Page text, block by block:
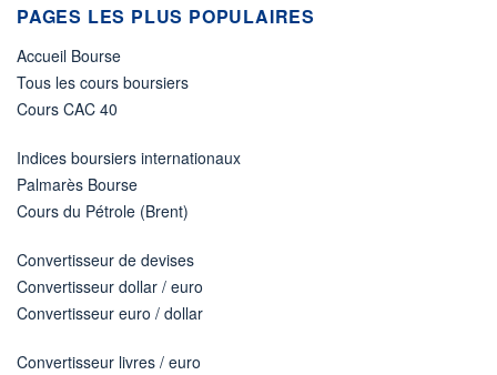
PAGES LES PLUS POPULAIRES
Accueil Bourse
Tous les cours boursiers
Cours CAC 40
Indices boursiers internationaux
Palmarès Bourse
Cours du Pétrole (Brent)
Convertisseur de devises
Convertisseur dollar / euro
Convertisseur euro / dollar
Convertisseur livres / euro